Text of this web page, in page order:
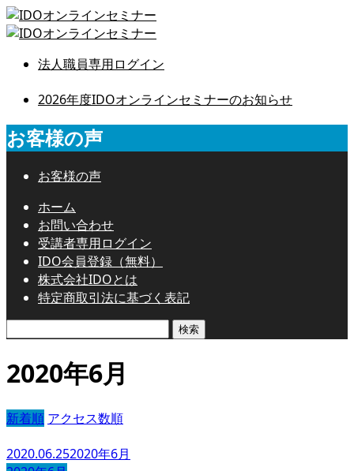
法人職員専用ログイン
2026年度IDOオンラインセミナーのお知らせ
お客様の声
お客様の声
ホーム
お問い合わせ
受講者専用ログイン
IDO会員登録（無料）
株式会社IDOとは
特定商取引法に基づく表記
2020年6月
新着順 アクセス数順
2020.06.252020年6月